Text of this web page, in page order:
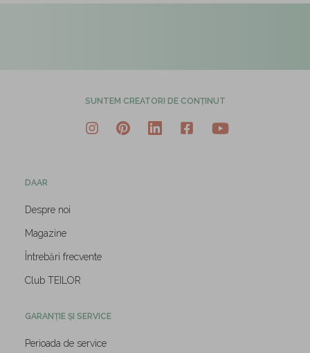
SUNTEM CREATORI DE CONȚINUT
DAAR
Despre noi
Magazine
Întrebări frecvente
Club TEILOR
GARANȚIE ȘI SERVICE
Perioada de service